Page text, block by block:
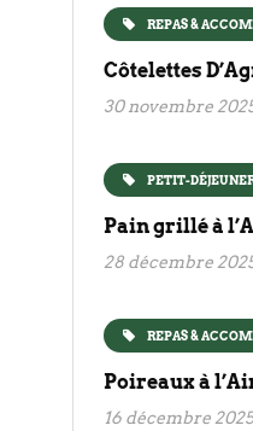
REPAS &
Côtelettes
30 novembre
PETIT-
Pain grillé à
28 décembre
REPAS &
Poireaux à
16 décembre 2025